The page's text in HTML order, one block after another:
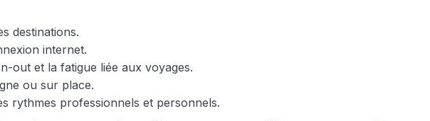
destinations.
internet.
out et la fatigue liée aux voyages.
ou sur place.
rythmes professionnels et personnels.